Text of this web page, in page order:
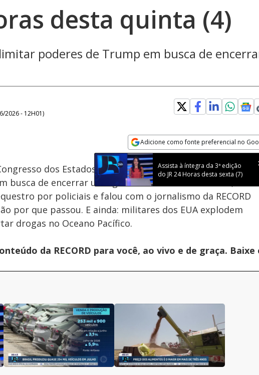
desta quinta (4)
poderes de Trump em busca de
2026 - 12H01)
Adicione como fonte preferencial no
Opens in new window
Assista à íntegra da 3ª edição
do JR 24 Horas desta sexta (7)
Velocidade
dos Estados Unidos quer limitar os poderes do
busca de encerrar uma guerra no Irã. Em São Paulo, um
por policiais e falou com o jornalismo da RECORD
por que passou. E ainda: militares dos EUA explodem
drogas no Oceano Pacífico.
da RECORD para você, ao vivo e de graça. Baixe